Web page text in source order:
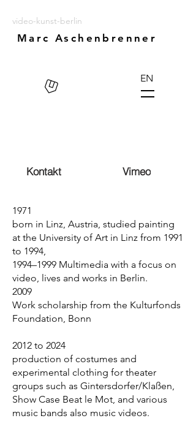
video-kunst-berlin
Marc Aschenbrenner
EN
Kontakt Vimeo
1971
born in Linz, Austria, studied painting
at the University of Art in Linz from 1991
to 1994,
1994–1999 Multimedia with a focus on
video, lives and works in Berlin.
2009
Work scholarship from the Kulturfonds
Foundation, Bonn
2012 to 2024
production of costumes and
experimental clothing for theater
groups such as Gintersdorfer/Klaßen,
Show Case Beat le Mot, and various
music bands also music videos.